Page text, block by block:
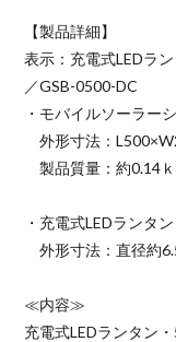
【製品詳細】
表示：充電式LEDラ
／GSB-0500-DC
・モバイルソーラー
外形寸法：
製品質量：約0.14ｋ
・充電式LEDランタン
外形寸法：直径約
≪内容≫
充電式LEDランタン